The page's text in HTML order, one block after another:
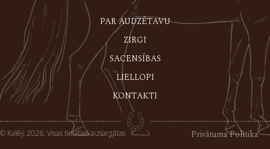
PAR AUDZĒTAVU
ZIRGI
SACENSĪBAS
LIELLOPI
KONTAKTI
© Kalēji 2026. Visas tiesības aizsargātas Privātuma Politika